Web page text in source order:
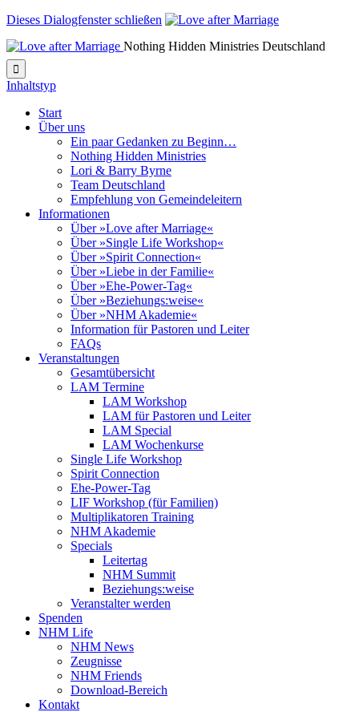
Dieses Dialogfenster schließen
Nothing Hidden Ministries Deutschland

Inhaltstyp
Start
Über uns
Ein paar Gedanken zu Beginn…
Nothing Hidden Ministries
Lori & Barry Byrne
Team Deutschland
Empfehlung von Gemeindeleitern
Informationen
Über »Love after Marriage«
Über »Single Life Workshop«
Über »Spirit Connection«
Über »Liebe in der Familie«
Über »Ehe-Power-Tag«
Über »Beziehungs:weise«
Über »NHM Akademie«
Information für Pastoren und Leiter
FAQs
Veranstaltungen
Gesamtübersicht
LAM Termine
LAM Workshop
LAM für Pastoren und Leiter
LAM Special
LAM Wochenkurse
Single Life Workshop
Spirit Connection
Ehe-Power-Tag
LIF Workshop (für Familien)
Multiplikatoren Training
NHM Akademie
Specials
Leitertag
NHM Summit
Beziehungs:weise
Veranstalter werden
Spenden
NHM Life
NHM News
Zeugnisse
NHM Friends
Download-Bereich
Kontakt